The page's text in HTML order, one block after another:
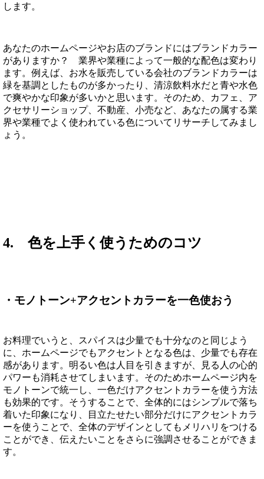
します。
あなたのホームページやお店のブランドにはブランドカラー
がありますか？ 業界や業種によって一般的な配色は変わり
ます。例えば、お水を販売している会社のブランドカラーは
緑を基調としたものが多かったり、清涼飲料水だと青や水色
で爽やかな印象が多いかと思います。そのため、カフェ、ア
クセサリーショップ、不動産、小売など、あなたの属する業
界や業種でよく使われている色についてリサーチしてみまし
ょう。
4. 色を上手く使うためのコツ
・モノトーン+アクセントカラーを一色使おう
お料理でいうと、スパイスは少量でも十分なのと同じよう
に、ホームページでもアクセントとなる色は、少量でも存在
感があります。明るい色は人目を引きますが、見る人の心的
パワーも消耗させてしまいます。そのためホームページ内を
モノトーンで統一し、一色だけアクセントカラーを使う方法
も効果的です。そうすることで、全体的にはシンプルで落ち
着いた印象になり、目立たせたい部分だけにアクセントカラ
ーを使うことで、全体のデザインとしてもメリハリをつける
ことができ、伝えたいことをさらに強調させることができま
す。